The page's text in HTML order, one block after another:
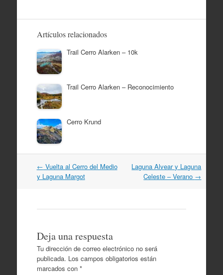
Artículos relacionados
Trail Cerro Alarken – 10k
Trail Cerro Alarken – Reconocimiento
Cerro Krund
Navegación
por
← Vuelta al Cerro del Medio
y Laguna Margot
Laguna Alvear y Laguna
Celeste – Verano →
Deja una respuesta
Tu dirección de correo electrónico no será
publicada. Los campos obligatorios están
marcados con *